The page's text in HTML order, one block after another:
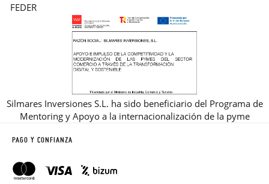
Silmares Inversiones S.L. ha sido beneficiario del Programa de
Mentoring y Apoyo a la internacionalización de la pyme
PAGO Y CONFIANZA